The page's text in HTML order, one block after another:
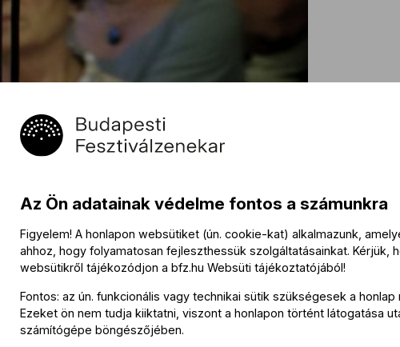
bio):
Az Ön adatainak védelme fontos a számunkra
Figyelem! A honlapon websütiket (ún. cookie-kat) alkalmazunk,
ahhoz, hogy folyamatosan fejleszthessük szolgáltatásainkat. Kérjük,
websütikről tájékozódjon a bfz.hu Websüti tájékoztatójából!
Fontos: az ún. funkcionális vagy technikai sütik szükségesek a
Ezeket ön nem tudja kiiktatni, viszont a honlapon történt látogatása
számítógépe böngészőjében.